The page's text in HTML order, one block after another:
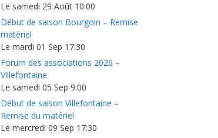
Le samedi 29 Août 10:00
Début de saison Bourgoin – Remise
matériel
Le mardi 01 Sep 17:30
Forum des associations 2026 –
Villefontaine
Le samedi 05 Sep 9:00
Début de saison Villefontaine –
Remise du matériel
Le mercredi 09 Sep 17:30